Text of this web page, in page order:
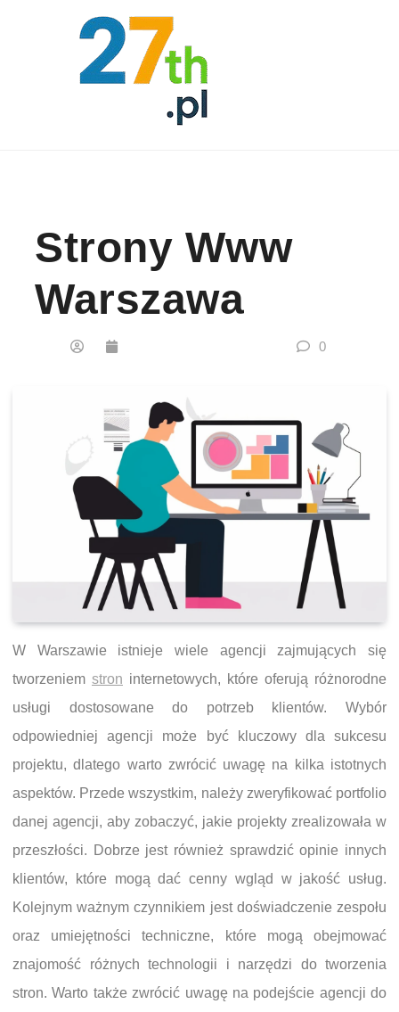
Strony Www
Warszawa
0
W Warszawie istnieje wiele agencji zajmujących się
tworzeniem stron internetowych, które oferują różnorodne
usługi dostosowane do potrzeb klientów. Wybór
odpowiedniej agencji może być kluczowy dla sukcesu
projektu, dlatego warto zwrócić uwagę na kilka istotnych
aspektów. Przede wszystkim, należy zweryfikować portfolio
danej agencji, aby zobaczyć, jakie projekty zrealizowała w
przeszłości. Dobrze jest również sprawdzić opinie innych
klientów, które mogą dać cenny wgląd w jakość usług.
Kolejnym ważnym czynnikiem jest doświadczenie zespołu
oraz umiejętności techniczne, które mogą obejmować
znajomość różnych technologii i narzędzi do tworzenia
stron. Warto także zwrócić uwagę na podejście agencji do